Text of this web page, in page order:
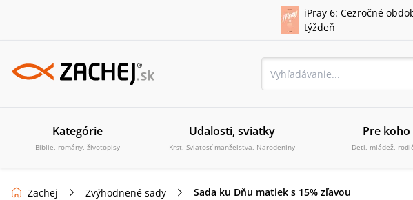
iPray 6: Cezročné
týždeň
Kategórie
Biblie, romány, životopisy
Udalosti, sviatky
Krst, Sviatosť manželstva, Narodeniny
Pre koho
Deti, mládež,
Zachej Zvýhodnené sady Sada ku Dňu matiek s 15% zľavou